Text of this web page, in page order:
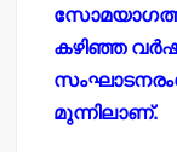
കഴിഞ്ഞ
മുന്നിലാണ്.